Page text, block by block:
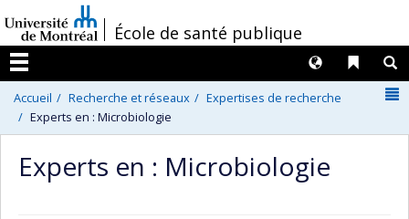
au
contenu
/École de santé publique
Menu
Liens
Langues
Accueil Recherche et réseaux
Expertises de recherche
Experts en : Microbiologie
Experts en : Microbiologie